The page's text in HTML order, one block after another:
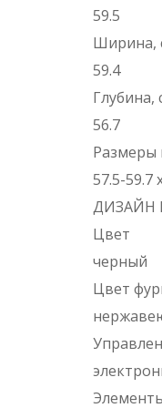
59.5
Ширина,
59.4
Глубина,
56.7
Размеры
57.5-59.7
ДИЗАЙН
Цвет
черный
Цвет